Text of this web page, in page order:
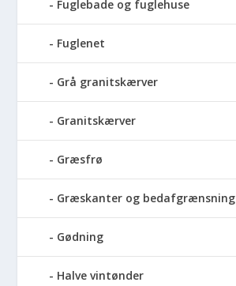
Fuglebade og fuglehuse
Fuglenet
Grå granitskærver
Granitskærver
Græsfrø
Græskanter og bedafgrænsning
Gødning
Halve vintønder